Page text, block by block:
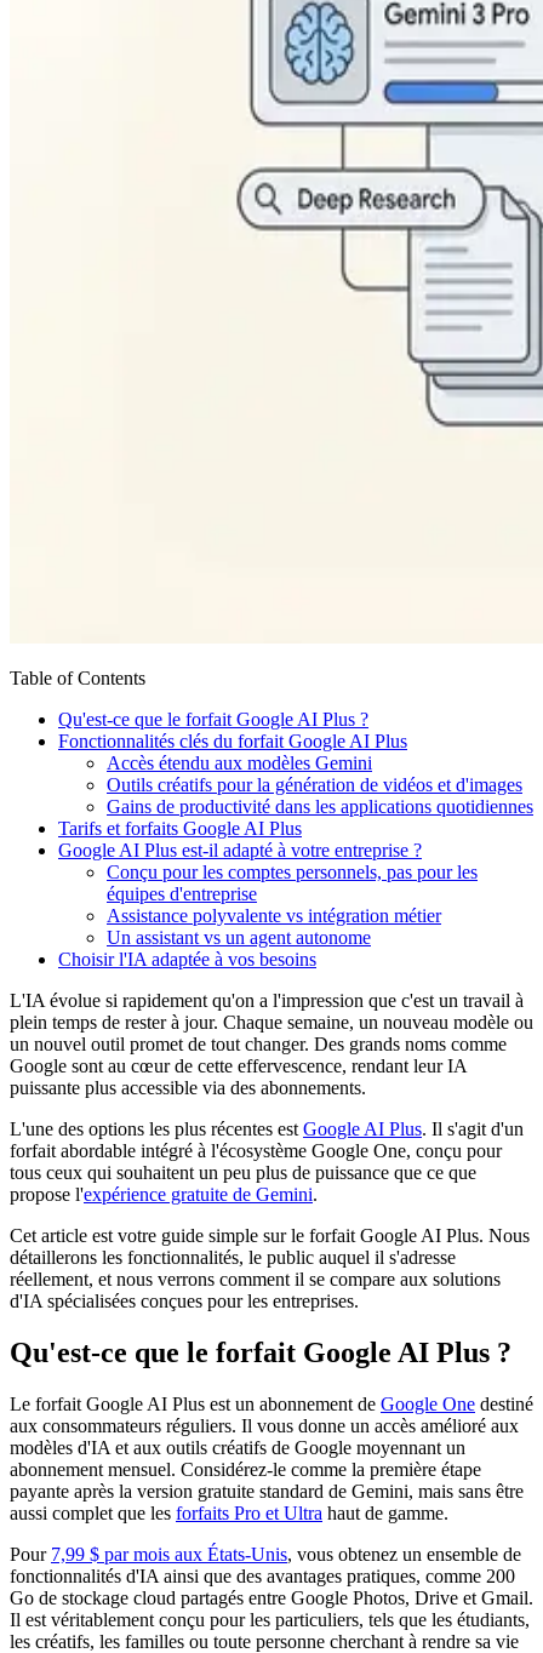
Table of Contents
Qu'est-ce que le forfait Google AI Plus ?
Fonctionnalités clés du forfait Google AI Plus
Accès étendu aux modèles Gemini
Outils créatifs pour la génération de vidéos et d'images
Gains de productivité dans les applications quotidiennes
Tarifs et forfaits Google AI Plus
Google AI Plus est-il adapté à votre entreprise ?
Conçu pour les comptes personnels, pas pour les
équipes d'entreprise
Assistance polyvalente vs intégration métier
Un assistant vs un agent autonome
Choisir l'IA adaptée à vos besoins
L'IA évolue si rapidement qu'on a l'impression que c'est un travail à
plein temps de rester à jour. Chaque semaine, un nouveau modèle ou
un nouvel outil promet de tout changer. Des grands noms comme
Google sont au cœur de cette effervescence, rendant leur IA
puissante plus accessible via des abonnements.
L'une des options les plus récentes est Google AI Plus. Il s'agit d'un
forfait abordable intégré à l'écosystème Google One, conçu pour
tous ceux qui souhaitent un peu plus de puissance que ce que
propose l'expérience gratuite de Gemini.
Cet article est votre guide simple sur le forfait Google AI Plus. Nous
détaillerons les fonctionnalités, le public auquel il s'adresse
réellement, et nous verrons comment il se compare aux solutions
d'IA spécialisées conçues pour les entreprises.
Qu'est-ce que le forfait Google AI Plus ?
Le forfait Google AI Plus est un abonnement de Google One destiné
aux consommateurs réguliers. Il vous donne un accès amélioré aux
modèles d'IA et aux outils créatifs de Google moyennant un
abonnement mensuel. Considérez-le comme la première étape
payante après la version gratuite standard de Gemini, mais sans être
aussi complet que les forfaits Pro et Ultra haut de gamme.
Pour 7,99 $ par mois aux États-Unis, vous obtenez un ensemble de
fonctionnalités d'IA ainsi que des avantages pratiques, comme 200
Go de stockage cloud partagés entre Google Photos, Drive et Gmail.
Il est véritablement conçu pour les particuliers, tels que les étudiants,
les créatifs, les familles ou toute personne cherchant à rendre sa vie